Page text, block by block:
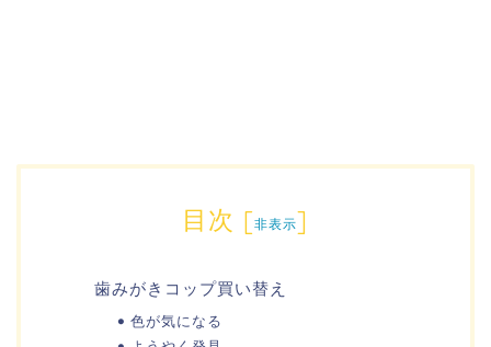
目次 [非表示]
歯みがきコップ買い替え
色が気になる